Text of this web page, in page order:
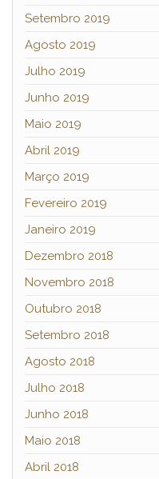
Setembro 2019
Agosto 2019
Julho 2019
Junho 2019
Maio 2019
Abril 2019
Março 2019
Fevereiro 2019
Janeiro 2019
Dezembro 2018
Novembro 2018
Outubro 2018
Setembro 2018
Agosto 2018
Julho 2018
Junho 2018
Maio 2018
Abril 2018